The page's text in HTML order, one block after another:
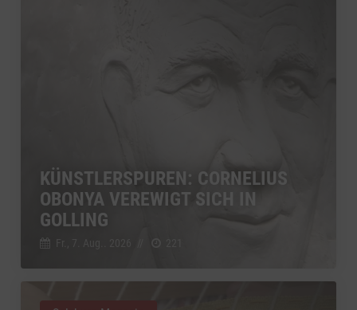
KÜNSTLERSPUREN: CORNELIUS
OBONYA VEREWIGT SICH IN
GOLLING
Fr., 7. Aug.. 2026